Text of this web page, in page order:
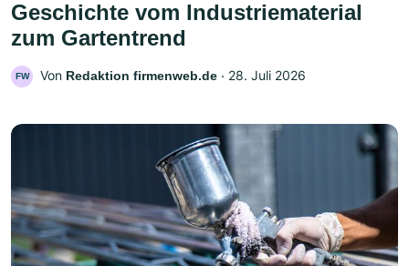
Geschichte vom Industriematerial
zum Gartentrend
FW Von Redaktion firmenweb.de ‧ 28. Juli 2026